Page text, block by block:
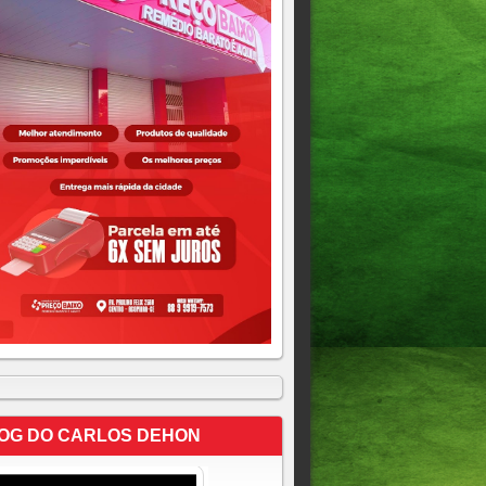
DO CARLOS DEHON